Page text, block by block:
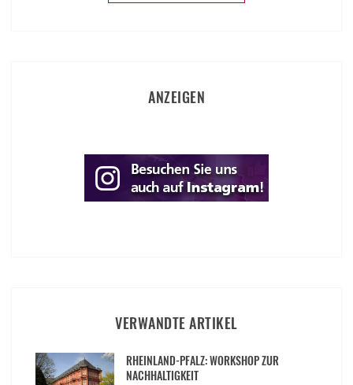
ANZEIGEN
VERWANDTE ARTIKEL
RHEINLAND-PFALZ: WORKSHOP ZUR
NACHHALTIGKEIT